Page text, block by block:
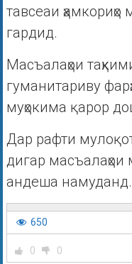
тавсеаи
гардид.
Масъалаҳои
гуманитариву
муҳокима қарор
Дар рафти
дигар масъалаҳои
андеша намуданд.
650
0 0